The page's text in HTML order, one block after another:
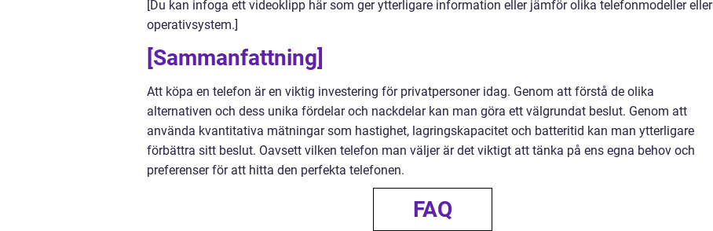
[Du kan infoga ett videoklipp här som ger ytterligare information eller jämför olika telefonmodeller eller
operativsystem.]
[Sammanfattning]
Att köpa en telefon är en viktig investering för privatpersoner idag. Genom att förstå de olika
alternativen och dess unika fördelar och nackdelar kan man göra ett välgrundat beslut. Genom att
använda kvantitativa mätningar som hastighet, lagringskapacitet och batteritid kan man ytterligare
förbättra sitt beslut. Oavsett vilken telefon man väljer är det viktigt att tänka på ens egna behov och
preferenser för att hitta den perfekta telefonen.
FAQ